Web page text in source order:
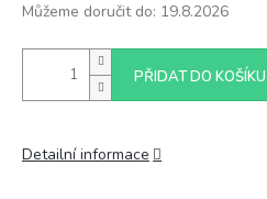
Můžeme doručit do: 19.8.2026
PŘIDAT DO KOŠÍKU
Detailní informace